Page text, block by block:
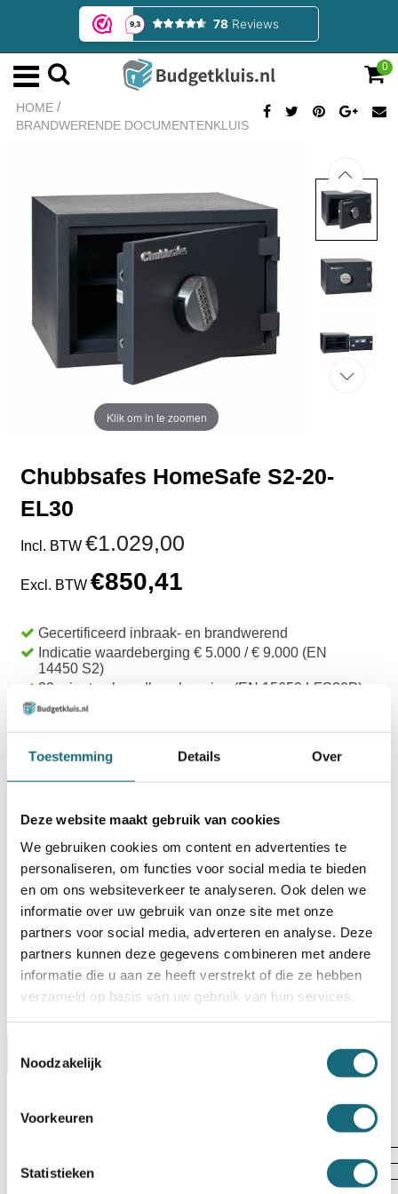
Toestemming Details Over
Deze website maakt gebruik van cookies
We gebruiken cookies om content en advertenties te
personaliseren, om functies voor social media te bieden
en om ons websiteverkeer te analyseren. Ook delen we
informatie over uw gebruik van onze site met onze
partners voor social media, adverteren en analyse. Deze
partners kunnen deze gegevens combineren met andere
informatie die u aan ze heeft verstrekt of die ze hebben
verzameld op basis van uw gebruik van hun services.
Noodzakelijk
Voorkeuren
Statistieken
0
HOME /
BRANDWERENDE DOCUMENTENKLUIS
Klik om in te zoomen
Chubbsafes HomeSafe S2-20-
EL30
Incl. BTW €1.029,00
Excl. BTW €850,41
Gecertificeerd inbraak- en brandwerend
Indicatie waardeberging € 5.000 / € 9.000 (EN
14450 S2)
30 minuten brandbescherming (EN 15659 LFS30P)
Verankering via bodem en achterwand
BESTELLEN OP REKENING
Op voorraad? Besteld voor14:30 uur,dezelfde werkdag
verstuurd!
toevoegen aan het totaalbedrag
Omschrijving
Merk
Inbraak- en brandwerende kluis